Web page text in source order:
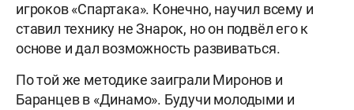
игроков «Спартака». Конечно, научил всему и
ставил технику не Знарок, но он подвёл его к
основе и дал возможность развиваться.
По той же методике заиграли Миронов и
Баранцев в «Динамо». Будучи молодыми и